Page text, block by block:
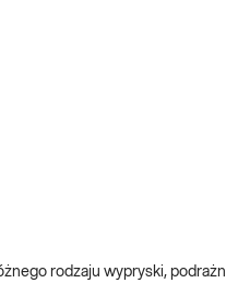
rodzaju wypryski,